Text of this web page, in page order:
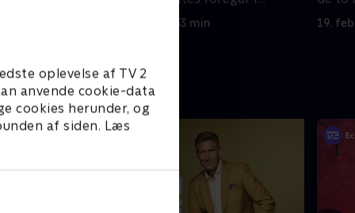
oplevelse af TV 2
anvende cookie-data
cookies herunder, og
af siden. Læs
19. februar 2026 • 43 min 19.